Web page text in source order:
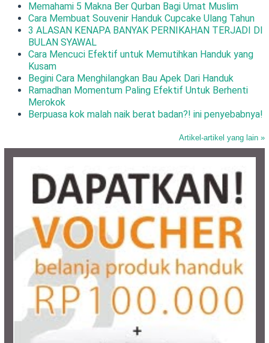
Memahami 5 Makna Ber Qurban Bagi Umat Muslim
Cara Membuat Souvenir Handuk Cupcake Ulang Tahun
3 ALASAN KENAPA BANYAK PERNIKAHAN TERJADI DI
BULAN SYAWAL
Cara Mencuci Efektif untuk Memutihkan Handuk yang
Kusam
Begini Cara Menghilangkan Bau Apek Dari Handuk
Ramadhan Momentum Paling Efektif Untuk Berhenti
Merokok
Berpuasa kok malah naik berat badan?! ini penyebabnya!
Artikel-artikel yang lain »